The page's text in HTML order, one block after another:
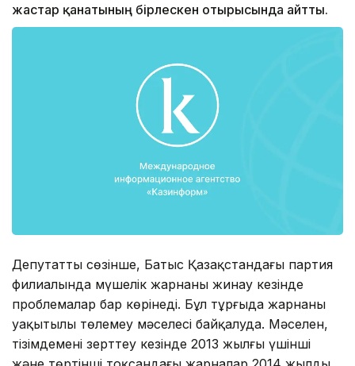
жастар қанатының бірлескен отырысында айтты.
Депутаттың сөзінше, Батыс Қазақстандағы партия
филиалында мүшелік жарнаны жинау кезінде
проблемалар бар көрінеді. Бұл тұрғыда жарнаны
уақытылы төлемеу мәселесі байқалуда. Мәселен,
тізімдемені зерттеу кезінде 2013 жылғы үшінші